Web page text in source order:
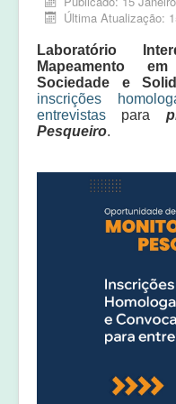
Equipe
Laudos e pareceres
Última Atualização:
Laboratório
Mapeamento
Sociedade e
inscrições
entrevistas para
Pesqueiro.